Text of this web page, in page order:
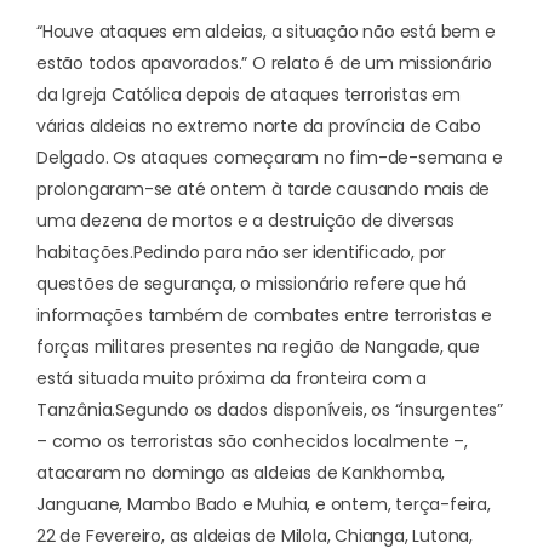
“Houve ataques em aldeias, a situação não está bem e
estão todos apavorados.” O relato é de um missionário
da Igreja Católica depois de ataques terroristas em
várias aldeias no extremo norte da província de Cabo
Delgado. Os ataques começaram no fim-de-semana e
prolongaram-se até ontem à tarde causando mais de
uma dezena de mortos e a destruição de diversas
habitações.Pedindo para não ser identificado, por
questões de segurança, o missionário refere que há
informações também de combates entre terroristas e
forças militares presentes na região de Nangade, que
está situada muito próxima da fronteira com a
Tanzânia.Segundo os dados disponíveis, os “insurgentes”
– como os terroristas são conhecidos localmente –,
atacaram no domingo as aldeias de Kankhomba,
Janguane, Mambo Bado e Muhia, e ontem, terça-feira,
22 de Fevereiro, as aldeias de Milola, Chianga, Lutona,